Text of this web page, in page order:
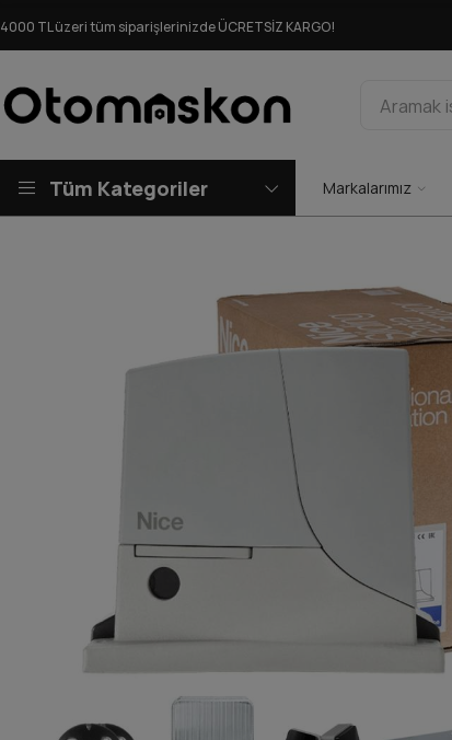
4000 TL üzeri tüm siparişlerinizde ÜCRETSİZ KARGO!
Tüm Kategoriler Markalarımız